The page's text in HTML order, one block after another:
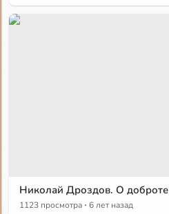
Николай Дроздов. О доброте
1123 просмотра · 6 лет назад